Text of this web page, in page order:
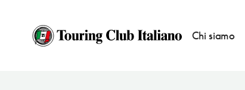
Chi siamo